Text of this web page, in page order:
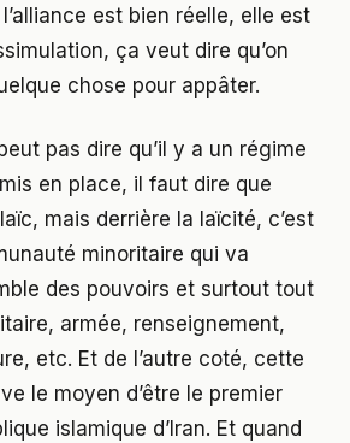
est bien réelle, elle est
ça veut dire qu’on
chose pour appâter.
pas dire qu’il y a un régime
en place, il faut dire que
mais derrière la laïcité, c’est
minoritaire qui va
des pouvoirs et surtout tout
armée, renseignement,
etc. Et de l’autre coté, cette
le moyen d’être le premier
islamique d’Iran. Et quand